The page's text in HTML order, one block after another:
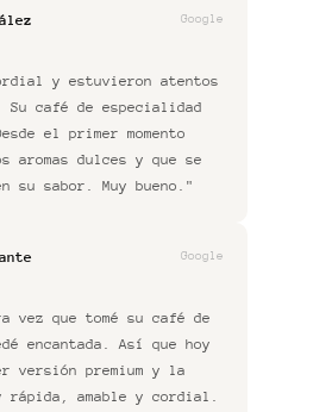
Google
y estuvieron atentos
Su café de especialidad
el primer momento
aromas dulces y que se
su sabor. Muy bueno."
Google
vez que tomé su café de
encantada. Así que hoy
versión premium y la
rápida, amable y cordial.